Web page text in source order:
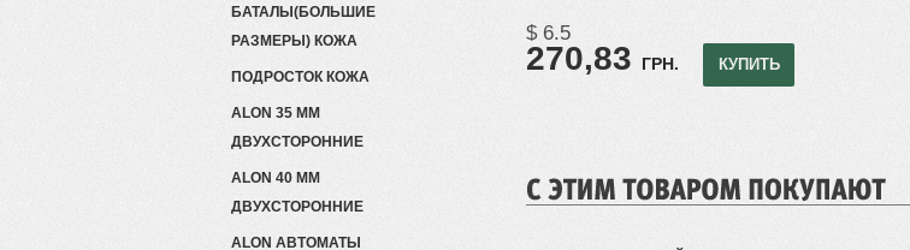
БАТАЛЫ(БОЛЬШИЕ
РАЗМЕРЫ) КОЖА
ПОДРОСТОК КОЖА
ALON 35 ММ
ДВУХСТОРОННИЕ
ALON 40 ММ
ДВУХСТОРОННИЕ
ALON АВТОМАТЫ
$ 6.5
270,83 ГРН. КУПИТЬ